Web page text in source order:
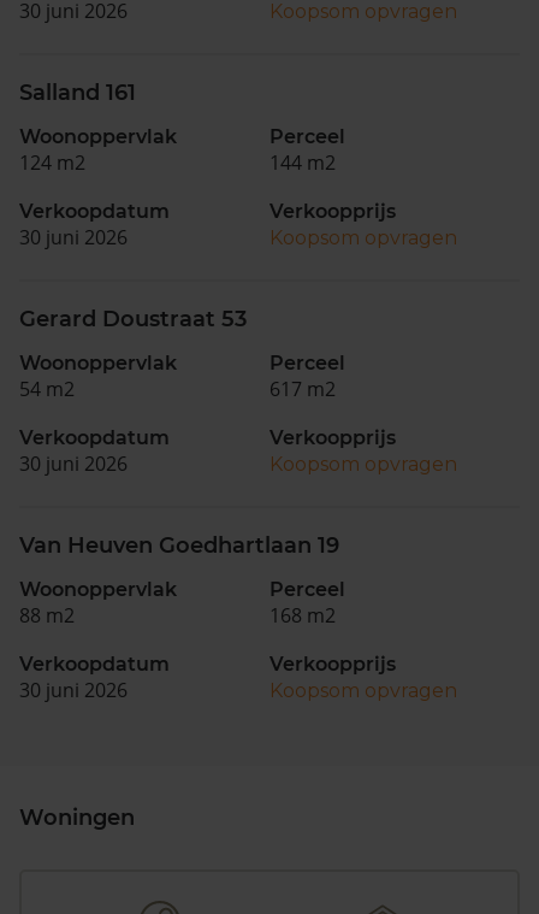
30 juni 2026 Koopsom opvragen
Salland 161
Woonoppervlak
124 m2
Perceel
144 m2
Verkoopdatum
30 juni 2026
Verkoopprijs
Koopsom opvragen
Gerard Doustraat 53
Woonoppervlak
54 m2
Perceel
617 m2
Verkoopdatum
30 juni 2026
Verkoopprijs
Koopsom opvragen
Van Heuven Goedhartlaan 19
Woonoppervlak
88 m2
Perceel
168 m2
Verkoopdatum
30 juni 2026
Verkoopprijs
Koopsom opvragen
Woningen